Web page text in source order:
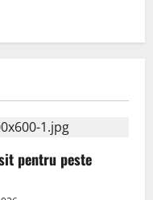
pentru peste